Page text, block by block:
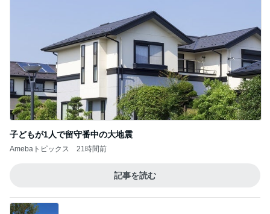
子どもが1人で留守番中の大地震
Amebaトピックス 21時間前
記事を読む